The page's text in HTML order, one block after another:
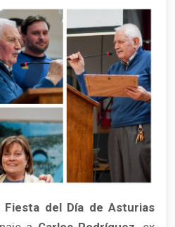
Fiesta del Día de Asturias